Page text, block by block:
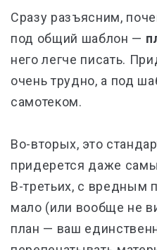
Сразу разъясним,
под общий шаблон —
него легче писать.
очень трудно, а под
самотеком.
Во-вторых, это
придерется даже
В-третьих, с вредным
мало (или вообще не
план — ваш